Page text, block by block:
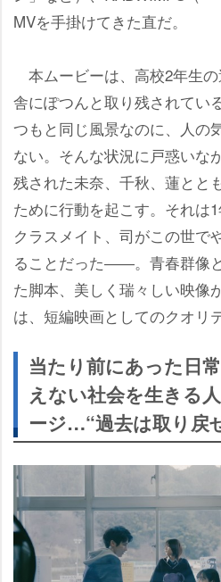
MVを手掛けてきた直だ。
本ムービーは、高校2年生
舎にぽつんと取り残されてい
つもと同じ風景なのに、人の
ない。そんな状況に戸惑いな
残された未奈、千秋、蓮とと
ために行動を起こす。それは
クラスメイト、司がこの世で
ることだった――。青春群像
た脚本、美しく瑞々しい映像
は、短編映画としてのクオリ
当たり前にあった日
えない社会を生きる
ージ…“過去は取り戻